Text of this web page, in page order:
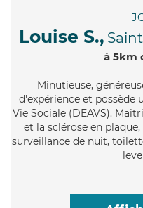
Louise S.,
à 5km
Minutieuse,
d'expérience et possède
Vie Sociale (DEAVS).
et la sclérose en
surveillance de nuit,